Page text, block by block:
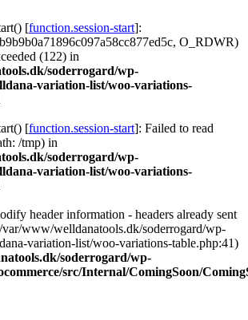
[function.session-start]:
O_RDWR)
(122) in
soderrogard/wp-
variation-list/woo-variations-
[function.session-start]: Failed to read
/tmp) in
soderrogard/wp-
variation-list/woo-variations-
header information - headers already sent
var/www/welldanatools.dk/soderrogard/wp-
variation-list/woo-variations-table.php:41)
soderrogard/wp-
src/Internal/ComingSoon/